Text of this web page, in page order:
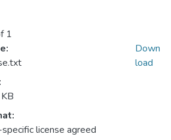
1
license agreed
Down
load